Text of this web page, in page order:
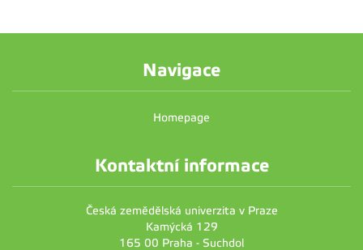
Navigace
Homepage
Kontaktní informace
Česká zemědělská univerzita v Praze
Kamýcká 129
165 00 Praha - Suchdol